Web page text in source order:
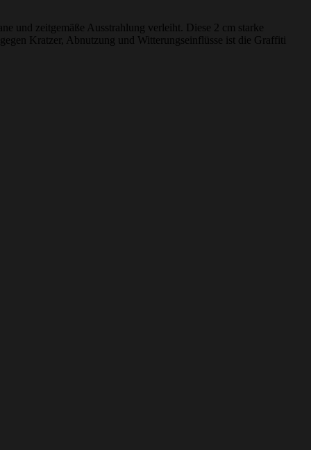
und zeitgemäße Ausstrahlung verleiht. Diese 2 cm starke
Kratzer, Abnutzung und Witterungseinflüsse ist die Graffiti